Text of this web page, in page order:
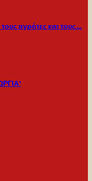
αγρότες και τους…